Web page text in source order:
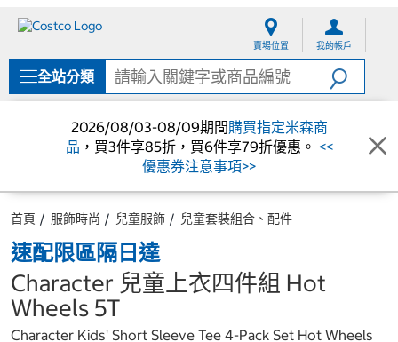
單
賣場位置 我的帳戶
全站分類
2026/08/03-08/09期間購買指定米森商
品 ，買3件享85折，買6件享79折優惠。 <<
優惠券注意事項>>
首頁 服飾時尚 兒童服飾 兒童套裝組合、配件
速配限區隔日達
Character 兒童上衣四件組 Hot
Wheels 5T
Character Kids' Short Sleeve Tee 4-Pack Set Hot Wheels